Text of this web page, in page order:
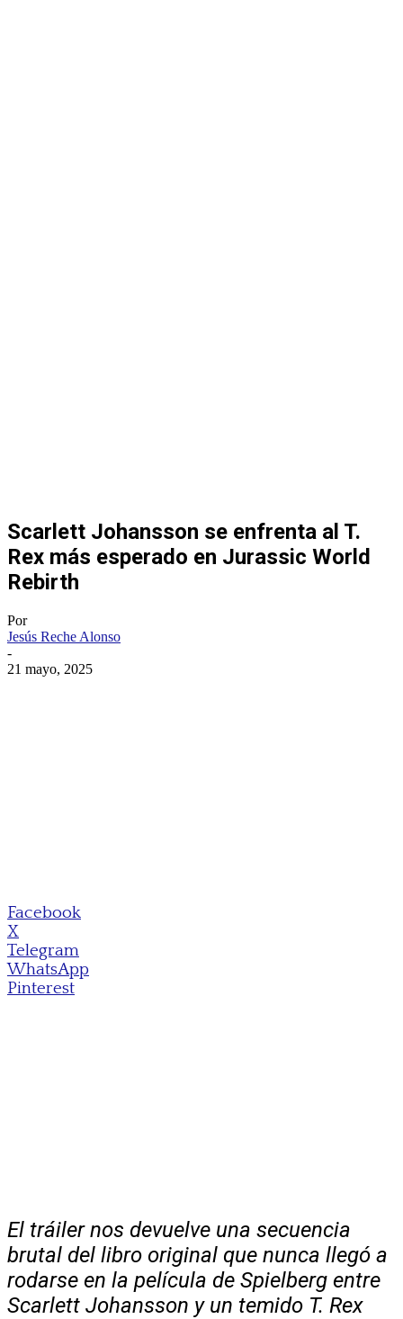
Scarlett Johansson se enfrenta al T.
Rex más esperado en Jurassic World
Rebirth
Por
Jesús Reche Alonso
-
21 mayo, 2025
Facebook
X
Telegram
WhatsApp
Pinterest
El tráiler nos devuelve una secuencia
brutal del libro original que nunca llegó a
rodarse en la película de Spielberg entre
Scarlett Johansson y un temido T. Rex